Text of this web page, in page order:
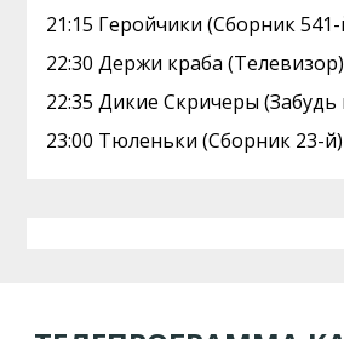
21:15 Геройчики (Сборник
22:30 Держи краба (Телевизор)
22:35 Дикие Скричеры
23:00 Тюленьки (Сборник 23-й)